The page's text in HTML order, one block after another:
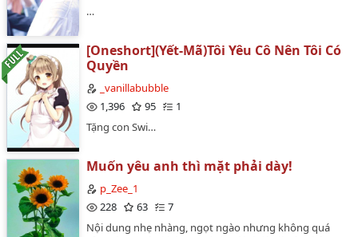
Tịch.Chương 5: Câu Truyện Bắt Đầu.…
…
[Oneshort](Yết-Mã)Tôi Yêu Cô Nên Tôi Có
Quyền
_vanillabubble
1,396
95
1
Tặng con Swi…
Muốn yêu anh thì mặt phải dày!
p_Zee_1
228
63
7
Nội dung nhẹ nhàng, ngọt ngào nhưng không quá